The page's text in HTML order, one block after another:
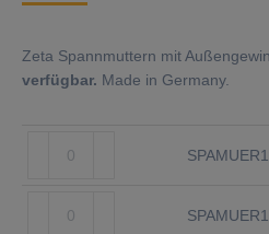
Zeta Spannmuttern mit
verfügbar. Made in Germany.
Menge
Menge